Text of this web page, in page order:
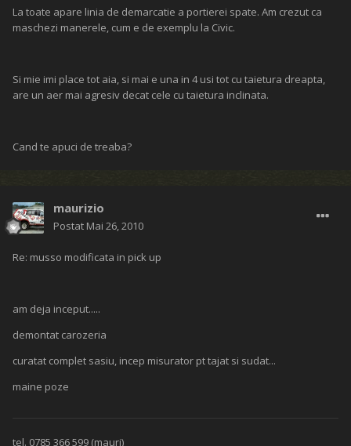
La toate apare linia de demarcatie a portierei spate. Am crezut ca
maschezi manerele, cum e de exemplu la Civic.
Si mie imi place tot aia, si mai e una in 4 usi tot cu taietura dreapta,
are un aer mai agresiv decat cele cu taietura inclinata.
Cand te apuci de treaba?
maurizio
Postat Mai 26, 2010
Re: musso modificata in pick up
am deja inceput.....
demontat carozeria
curatat complet sasiu, incep misurator pt tajat si sudat...
maine poze
tel. 0785 366 599 (mauri)